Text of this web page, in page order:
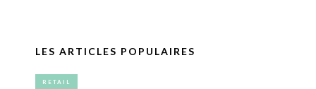
LES ARTICLES POPULAIRES
RETAIL